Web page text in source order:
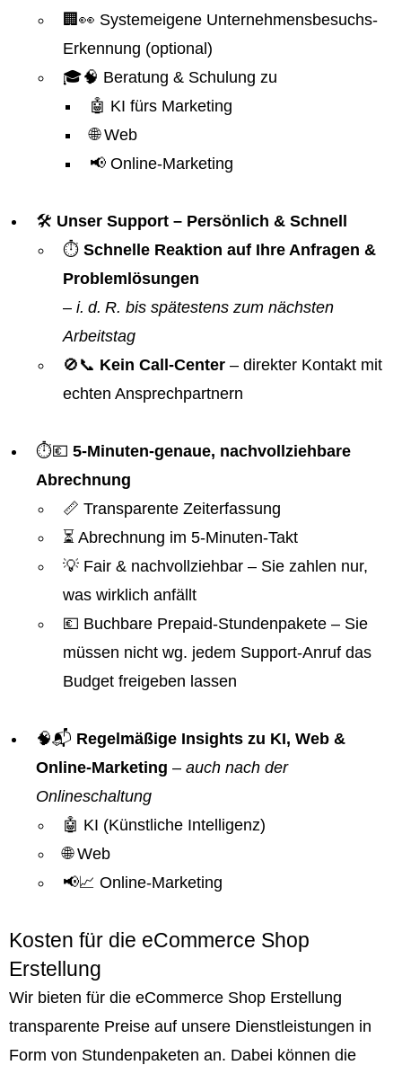
🏢👀 Systemeigene Unternehmensbesuchs-
Erkennung (optional)
🎓🧠 Beratung & Schulung zu
🤖 KI fürs Marketing
🌐 Web
📢 Online-Marketing
🛠️ Unser Support – Persönlich & Schnell
⏱️ Schnelle Reaktion auf Ihre Anfragen &
Problemlösungen
– i. d. R. bis spätestens zum nächsten
Arbeitstag
🚫📞 Kein Call-Center – direkter Kontakt mit
echten Ansprechpartnern
⏱️💶 5-Minuten-genaue, nachvollziehbare
Abrechnung
📏 Transparente Zeiterfassung
⏳ Abrechnung im 5-Minuten-Takt
💡 Fair & nachvollziehbar – Sie zahlen nur,
was wirklich anfällt
💶 Buchbare Prepaid-Stundenpakete – Sie
müssen nicht wg. jedem Support-Anruf das
Budget freigeben lassen
🧠📬 Regelmäßige Insights zu KI, Web &
Online-Marketing – auch nach der
Onlineschaltung
🤖 KI (Künstliche Intelligenz)
🌐 Web
📢📈 Online-Marketing
Kosten für die eCommerce Shop
Erstellung
Wir bieten für die eCommerce Shop Erstellung
transparente Preise auf unsere Dienstleistungen in
Form von Stundenpaketen an. Dabei können die